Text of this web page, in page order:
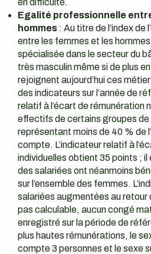
en difficulté.
Egalité professionnelle
hommes : Au titre de l’index de
entre les femmes et les
spécialisée dans le secteur du
très masculin même si de plus
rejoignent aujourd’hui ces
des indicateurs sur l’année de
relatif à l’écart de rémunération
effectifs de certains groupes
représentant moins de 40 % de
compte. L’indicateur relatif à
individuelles obtient 35 points ;
des salariées ont néanmoins
sur l’ensemble des femmes.
salariées augmentées au retour
pas calculable, aucun congé
enregistré sur la période de
plus hautes rémunérations, le
compte 3 personnes et le sexe